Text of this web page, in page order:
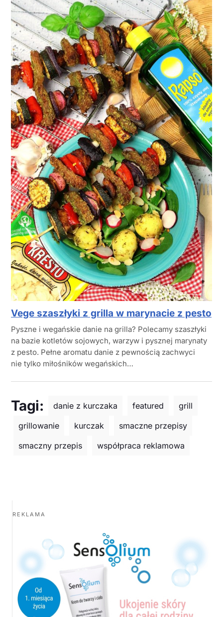
Vege szaszłyki z grilla w marynacie z pesto
Pyszne i wegańskie danie na grilla? Polecamy szaszłyki
na bazie kotletów sojowych, warzyw i pysznej marynaty
z pesto. Pełne aromatu danie z pewnością zachwyci
nie tylko miłośników wegańskich…
Tagi: danie z kurczaka featured
grill
grillowanie
kurczak
smaczne przepisy
smaczny przepis
współpraca reklamowa
REKLAMA